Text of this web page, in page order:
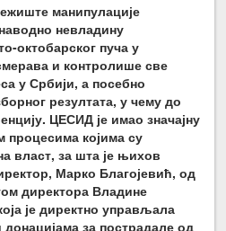
манипулације
невладину
октобарског пуча у
и контролише све
у Србији, а посебно
резултата, у чему до
ЦЕСИД је имао значајну
процесима којима су
власт, за шта је њихов
Марко Благојевић, од
директора Владине
је директно управљала
за пострадале од